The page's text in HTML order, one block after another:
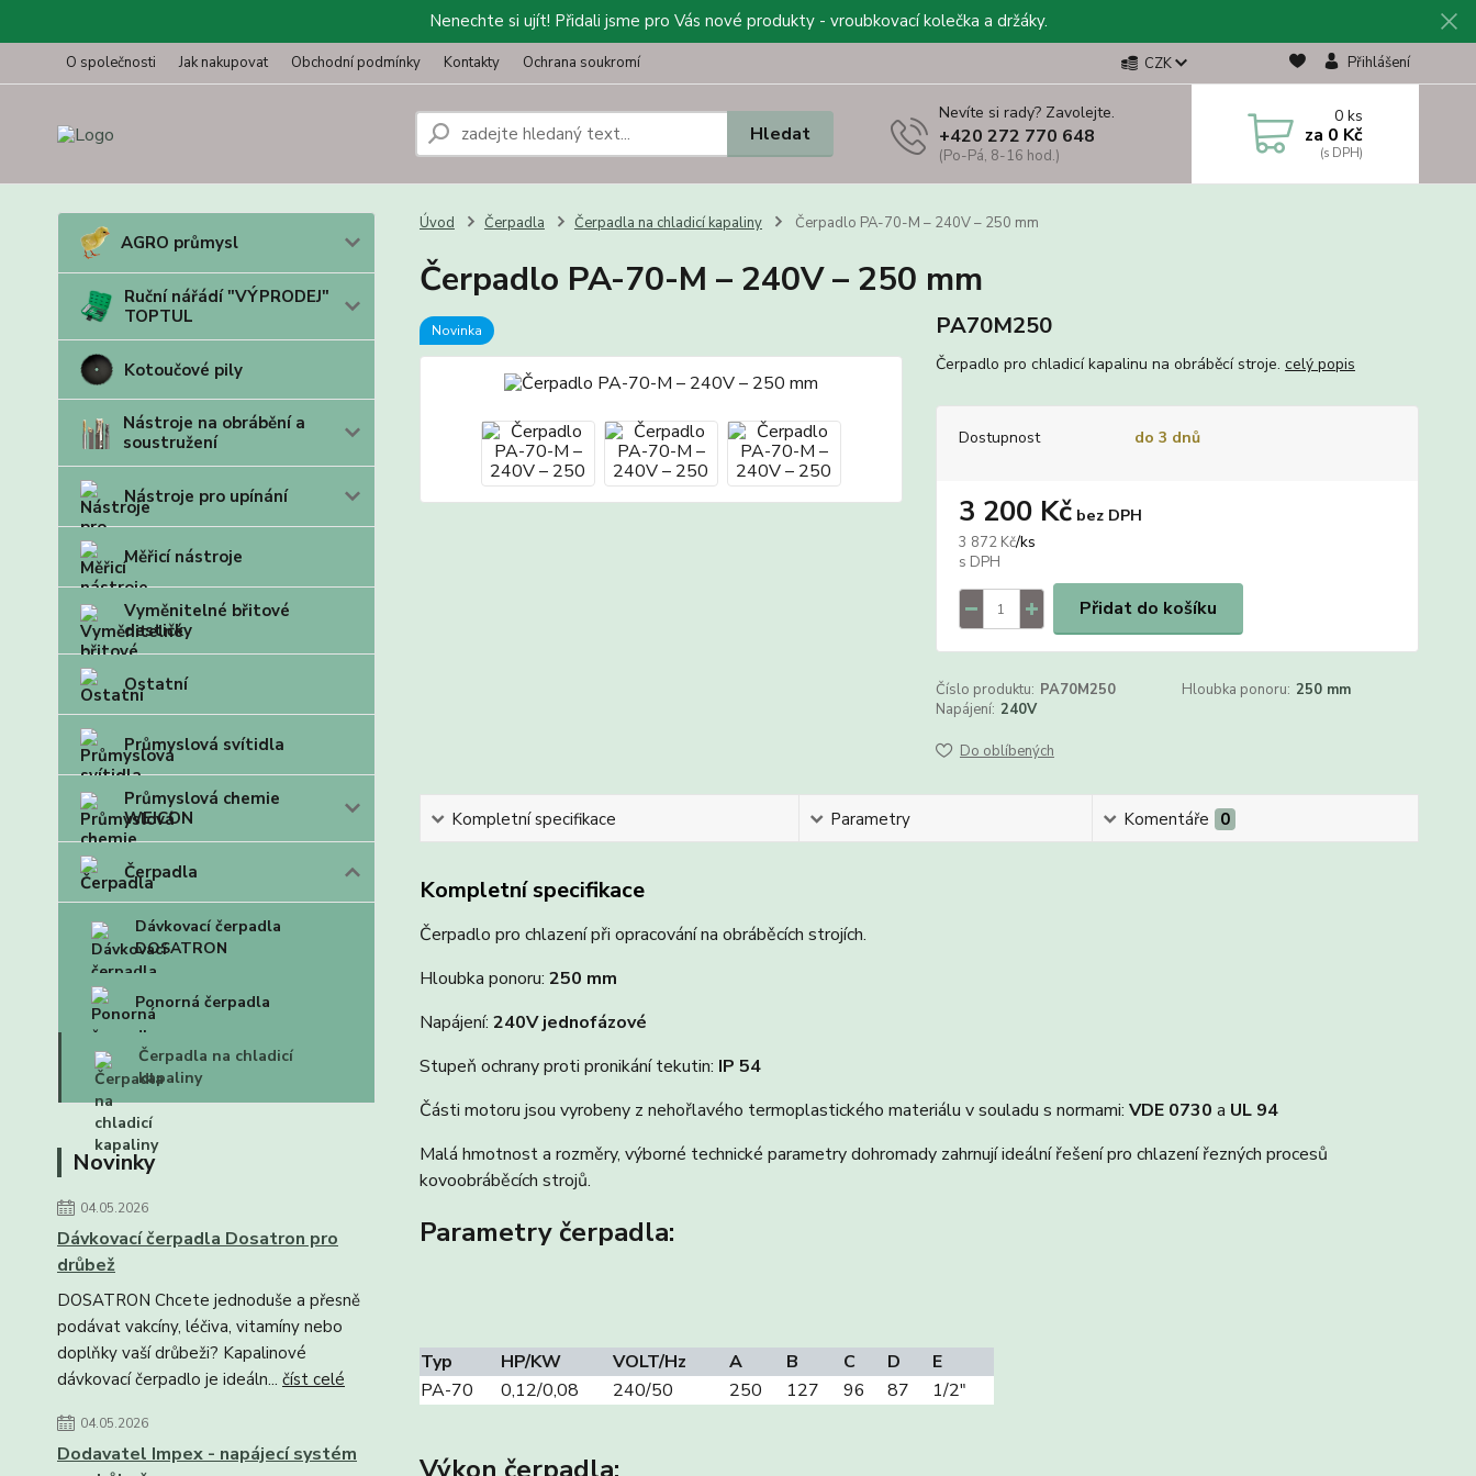
Nenechte si ujít! Přidali jsme pro Vás nové produkty - vroubkovací kolečka a držáky.
O společnosti Jak nakupovat Obchodní podmínky Kontakty Ochrana soukromí CZK Přihlášení
Hledat
Nevíte si rady? Zavolejte.
+420 272 770 648
(Po-Pá, 8-16 hod.)
0ks
za 0 Kč
AGRO průmysl
Ruční nářádí "VÝPRODEJ"
TOPTUL
Kotoučové pily
Nástroje na obrábění a
soustružení
Nástroje pro upínání
Měřicí nástroje
Vyměnitelné břitové
destičky
Ostatní
Průmyslová svítidla
Průmyslová chemie
WEICON
Čerpadla
Dávkovací čerpadla
DOSATRON
Ponorná čerpadla
Čerpadla na chladicí
kapaliny
Novinky
04.05.2026
Dávkovací čerpadla Dosatron pro
drůbež
DOSATRON Chcete jednoduše a přesně
podávat vakcíny, léčiva, vitamíny nebo
doplňky vaší drůbeži? Kapalinové
dávkovací čerpadlo je ideáln... číst celé
04.05.2026
Dodavatel Impex - napájecí systém
Úvod Čerpadla Čerpadla na chladicí kapaliny Čerpadlo PA-70-M – 240V – 250 mm
Čerpadlo PA-70-M – 240V – 250 mm
Novinka PA70M250
Čerpadlo pro chladicí kapalinu na obráběcí stroje. celý popis
Dostupnost do 3 dnů
3 872 Kč/ks
3 200 Kč bez DPH
Přidat do košíku
Číslo produktu: PA70M250 Hloubka ponoru: 250 mm
Napájení: 240V
Do oblíbených
Kompletní specifikace Parametry Komentáře 0
Kompletní specifikace
Čerpadlo pro chlazení při opracování na obráběcích strojích.
Hloubka ponoru: 250 mm
Napájení: 240V jednofázové
Stupeň ochrany proti pronikání tekutin: IP 54
Části motoru jsou vyrobeny z nehořlavého termoplastického materiálu v souladu s normami: VDE 0730 a UL 94
Malá hmotnost a rozměry, výborné technické parametry dohromady zahrnují ideální řešení pro chlazení řezných procesů
kovoobráběcích strojů.
Parametry čerpadla:
Typ HP/KW VOLT/Hz A B C D
E
PA-70
0,12/0,08 240/50 250 127 96 87 1/2″